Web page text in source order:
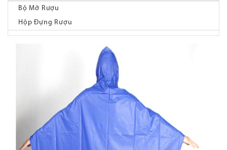
Bộ Mở Rượu
Hộp Đựng Rượu